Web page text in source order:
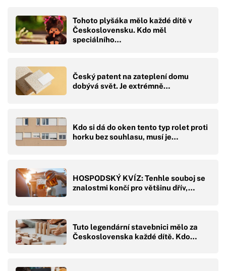
Tohoto plyšáka mělo každé dítě v
Československu. Kdo měl
speciálního…
Český patent na zateplení domu
dobývá svět. Je extrémně…
Kdo si dá do oken tento typ rolet proti
horku bez souhlasu, musí je…
HOSPODSKÝ KVÍZ: Tenhle souboj se
znalostmi končí pro většinu dřív,…
Tuto legendární stavebnici mělo za
Československa každé dítě. Kdo…